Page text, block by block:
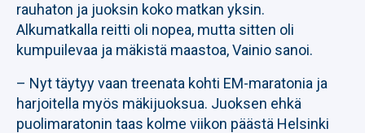
rauhaton ja juoksin koko matkan yksin.
Alkumatkalla reitti oli nopea, mutta sitten oli
kumpuilevaa ja mäkistä maastoa, Vainio sanoi.
– Nyt täytyy vaan treenata kohti EM-maratonia ja
harjoitella myös mäkijuoksua. Juoksen ehkä
puolimaratonin taas kolme viikon päästä Helsinki